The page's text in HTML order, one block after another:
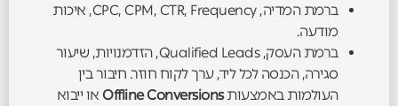
ברמת המדיה, CPC, CPM, CTR, Frequency, איכות
מודעה.
ברמת העסק, Qualified Leads, הזדמנויות, שיעור
סגירה, הכנסה לכל ליד, ערך לקוח חוזר. חיבור בין
העולמות באמצעותOffline Conversionsאו ייבוא